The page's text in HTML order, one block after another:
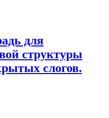
для
структуры
слогов.